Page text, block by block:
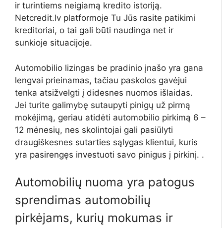
ir turintiems neigiamą kredito istoriją.
Netcredit.lv platformoje Tu Jūs rasite patikimi
kreditoriai, o tai gali būti naudinga net ir
sunkioje situacijoje.
Automobilio lizingas be pradinio įnašo yra gana
lengvai prieinamas, tačiau paskolos gavėjui
tenka atsižvelgti į didesnes nuomos išlaidas.
Jei turite galimybę sutaupyti pinigų už pirmą
mokėjimą, geriau atidėti automobilio pirkimą 6 –
12 mėnesių, nes skolintojai gali pasiūlyti
draugiškesnes sutarties sąlygas klientui, kuris
yra pasirengęs investuoti savo pinigus į pirkinį. .
Automobilių nuoma yra patogus
sprendimas automobilių
pirkėjams, kurių mokumas ir